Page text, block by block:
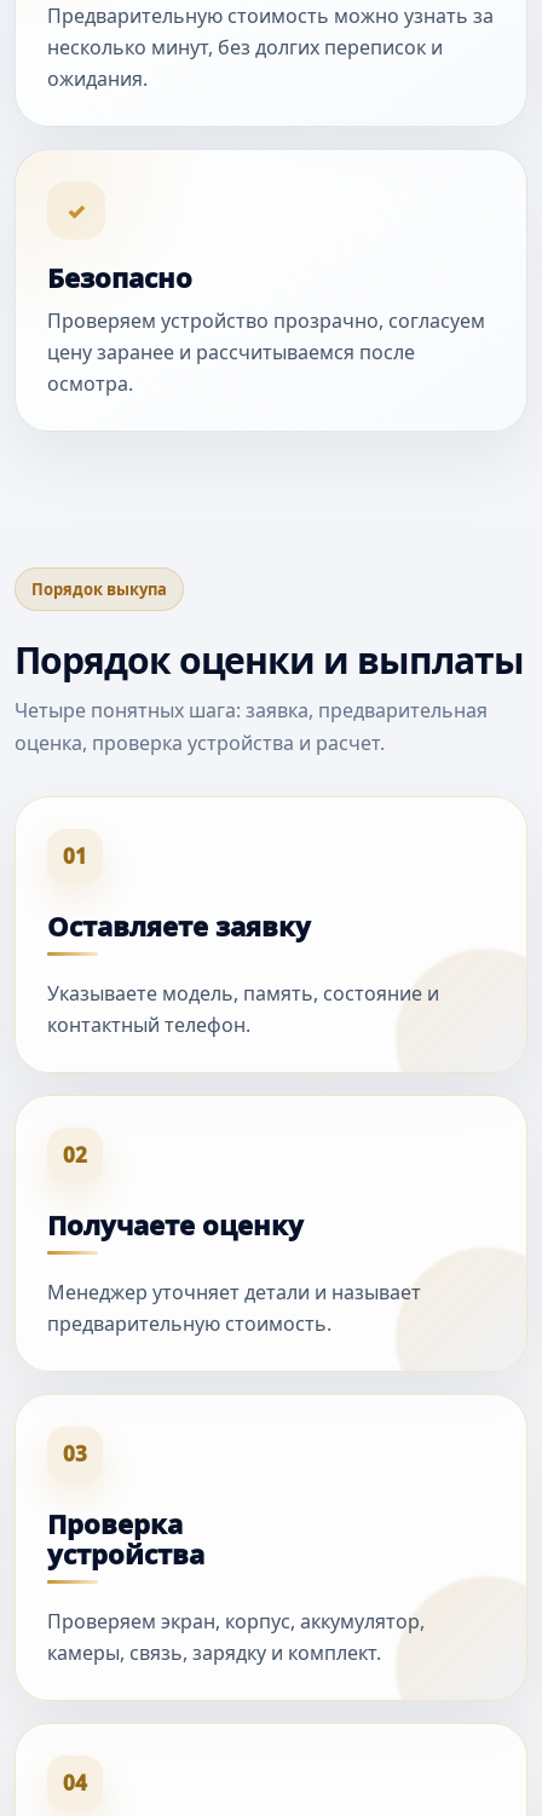
Предварительную стоимость можно узнать за
несколько минут, без долгих переписок и
ожидания.
✓
Безопасно
Проверяем устройство прозрачно, согласуем
цену заранее и рассчитываемся после
осмотра.
Порядок выкупа
Порядок оценки и выплаты
Четыре понятных шага: заявка, предварительная
оценка, проверка устройства и расчет.
01
Оставляете заявку
Указываете модель, память, состояние и
контактный телефон.
02
Получаете оценку
Менеджер уточняет детали и называет
предварительную стоимость.
03
Проверка
устройства
Проверяем экран, корпус, аккумулятор,
камеры, связь, зарядку и комплект.
04